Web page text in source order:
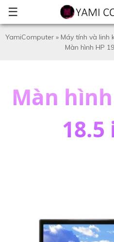
☰
YamiComputer» Máy tính và linh
Màn hình HP
Màn
18.5